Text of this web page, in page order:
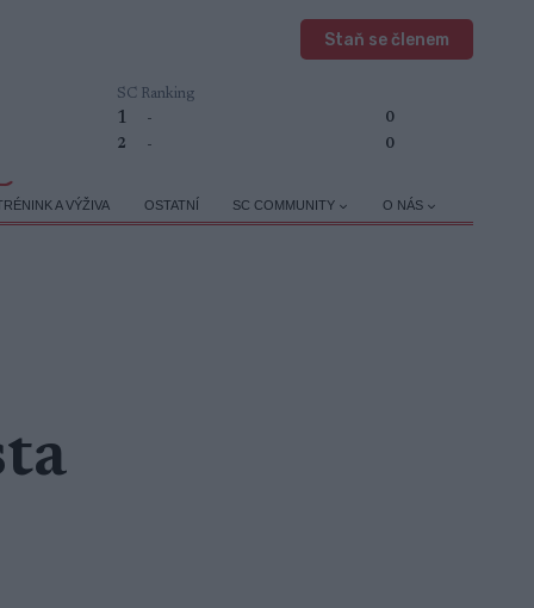
Staň se členem
SC Ranking
1 -
0
2
- 0
A VÝŽIVA OSTATNÍ SC COMMUNITY O NÁS